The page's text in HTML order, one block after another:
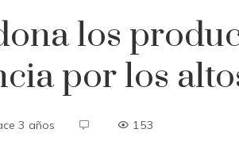
los
por los
3 años 153